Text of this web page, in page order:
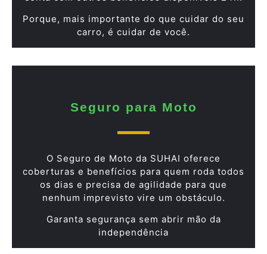
Porque, mais importante do que cuidar do seu
carro, é cuidar de você.
Seguro para Moto
O Seguro de Moto da SUHAI oferece
coberturas e benefícios para quem roda todos
os dias e precisa de agilidade para que
nenhum imprevisto vire um obstáculo.
Garanta segurança sem abrir mão da
independência